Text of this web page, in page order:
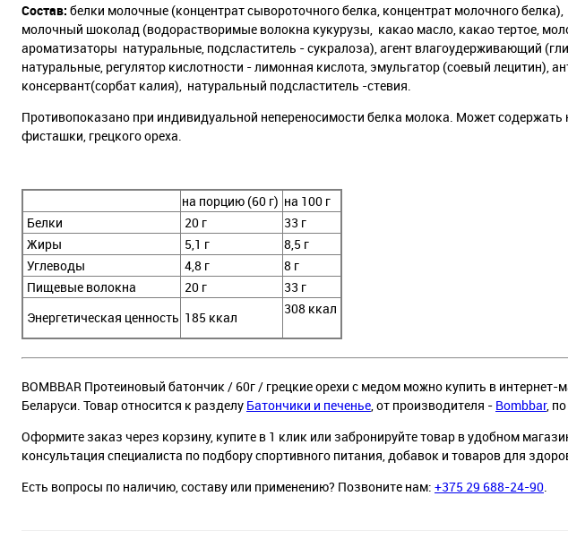
Состав: белки молочные (концентрат сывороточного белка, концентрат молочного
молочный шоколад (водорастворимые волокна кукурузы, какао масло, какао тертое,
ароматизаторы натуральные, подсластитель - сукралоза), агент влагоудерживающий
натуральные, регулятор кислотности - лимонная кислота, эмульгатор (соевый лецитин),
консервант(сорбат калия), натуральный подсластитель -стевия.
Противопоказано при индивидуальной непереносимости белка молока. Может
фисташки, грецкого ореха.
на порцию (60 г) на 100 г
Белки
20 г
33 г
Жиры
5,1 г
8,5 г
Углеводы
4,8 г
8 г
Пищевые волокна
20 г
33 г
Энергетическая ценность 185 ккал
308 ккал
BOMBBAR Протеиновый батончик / 60г / грецкие орехи с медом можно купить в
Беларуси. Товар относится к разделу Батончики и печенье, от производителя - Bombbar,
Оформите заказ через корзину, купите в 1 клик или забронируйте товар в удобном
консультация специалиста по подбору спортивного питания, добавок и товаров для
Есть вопросы по наличию, составу или применению? Позвоните нам: +375 29 688-24-90.